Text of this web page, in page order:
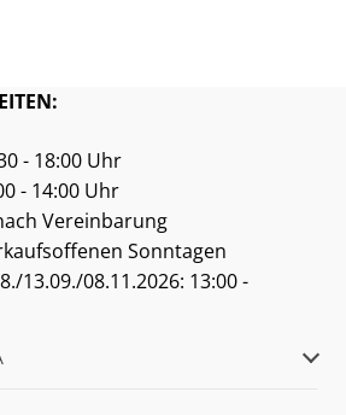
- 18:00 Uhr
14:00 Uhr
Vereinbarung
Sonntagen
13.09./08.11.2026: 13:00 -